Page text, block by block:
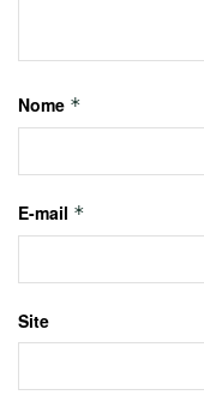
Nome *
E-mail *
Site